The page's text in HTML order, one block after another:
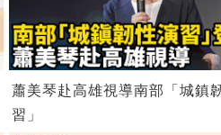
蕭美琴赴高雄視導南部「城鎮
習」